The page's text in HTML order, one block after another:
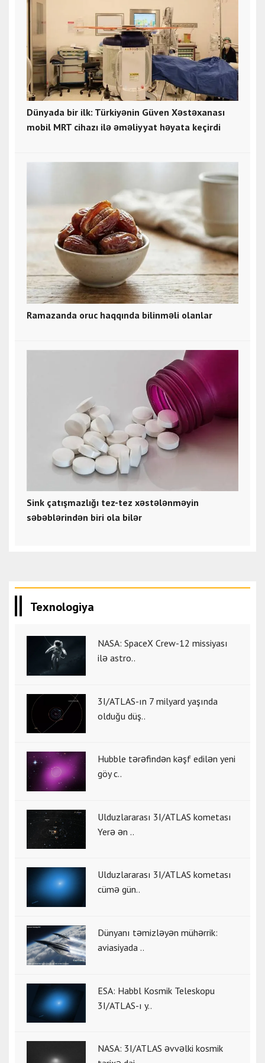
Dünyada bir ilk: Türkiyənin Güven Xəstəxanası
mobil MRT cihazı ilə əməliyyat həyata keçirdi
Ramazanda oruc haqqında bilinməli olanlar
Sink çatışmazlığı tez-tez xəstələnməyin
səbəblərindən biri ola bilər
Texnologiya
NASA: SpaceX Crew-12 missiyası
ilə astro..
3I/ATLAS-ın 7 milyard yaşında
olduğu düş..
Hubble tərəfindən kəşf edilən yeni
göy c..
Ulduzlararası 3I/ATLAS kometası
Yerə ən ..
Ulduzlararası 3I/ATLAS kometası
cümə gün..
Dünyanı təmizləyən mühərrik:
aviasiyada ..
ESA: Habbl Kosmik Teleskopu
3I/ATLAS-ı y..
NASA: 3I/ATLAS əvvəlki kosmik